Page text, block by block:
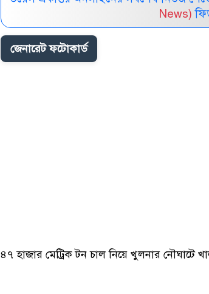
News)
জেনারেট ফটোকার্ড
৪৭ হাজার মেট্রিক টন চাল নিয়ে খুলনার নৌঘাটে